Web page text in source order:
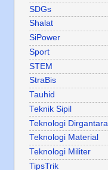
SDGs
Shalat
SiPower
Sport
STEM
StraBis
Tauhid
Teknik Sipil
Teknologi Dirgantara
Teknologi Material
Teknologi Militer
TipsTrik